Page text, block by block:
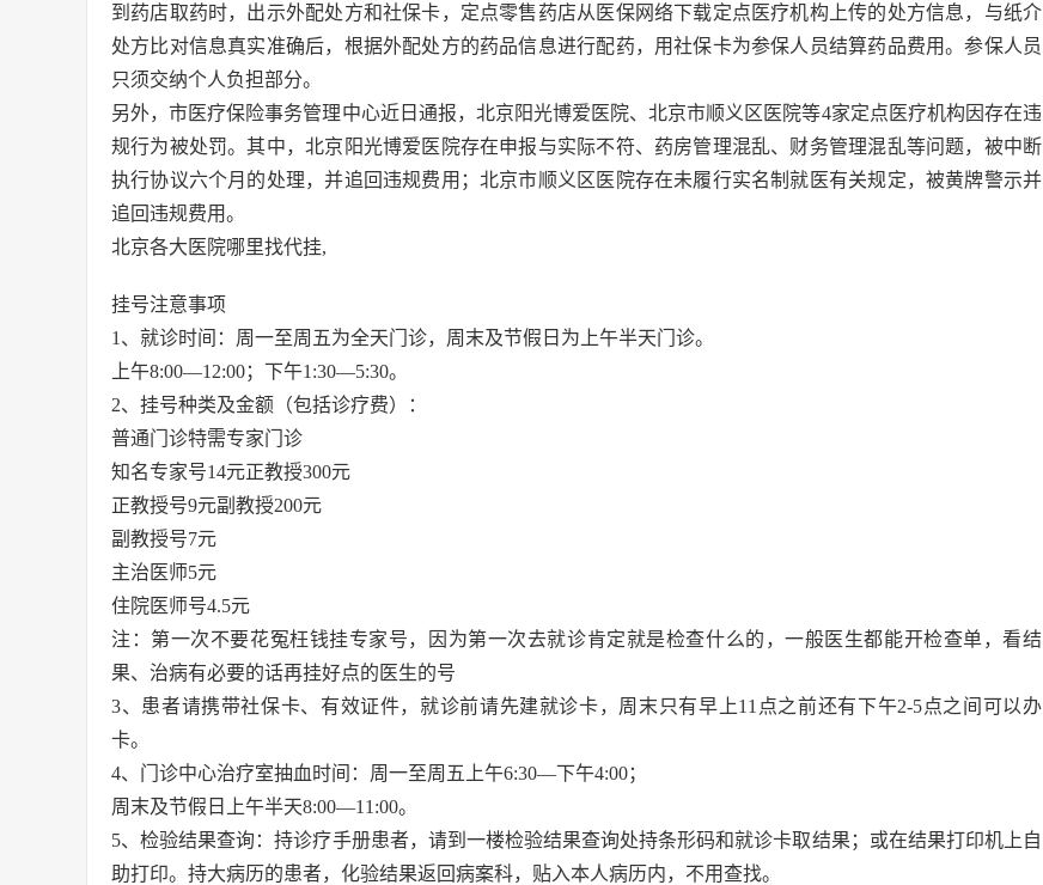
到药店取药时，出示外配处方和社保卡，定点零售药店从医保网络下载定点医疗机构上传的处方信息，与纸介
处方比对信息真实准确后，根据外配处方的药品信息进行配药，用社保卡为参保人员结算药品费用。参保人员
只须交纳个人负担部分。
另外，市医疗保险事务管理中心近日通报，北京阳光博爱医院、北京市顺义区医院等4家定点医疗机构因存在违
规行为被处罚。其中，北京阳光博爱医院存在申报与实际不符、药房管理混乱、财务管理混乱等问题，被中断
执行协议六个月的处理，并追回违规费用；北京市顺义区医院存在未履行实名制就医有关规定，被黄牌警示并
追回违规费用。
北京各大医院哪里找代挂,
挂号注意事项
1、就诊时间：周一至周五为全天门诊，周末及节假日为上午半天门诊。
上午8:00—12:00；下午1:30—5:30。
2、挂号种类及金额（包括诊疗费）：
普通门诊特需专家门诊
知名专家号14元正教授300元
正教授号9元副教授200元
副教授号7元
主治医师5元
住院医师号4.5元
注：第一次不要花冤枉钱挂专家号，因为第一次去就诊肯定就是检查什么的，一般医生都能开检查单，看结
果、治病有必要的话再挂好点的医生的号
3、患者请携带社保卡、有效证件，就诊前请先建就诊卡，周末只有早上11点之前还有下午2-5点之间可以办
卡。
4、门诊中心治疗室抽血时间：周一至周五上午6:30—下午4:00；
周末及节假日上午半天8:00—11:00。
5、检验结果查询：持诊疗手册患者，请到一楼检验结果查询处持条形码和就诊卡取结果；或在结果打印机上自
助打印。持大病历的患者，化验结果返回病案科，贴入本人病历内，不用查找。